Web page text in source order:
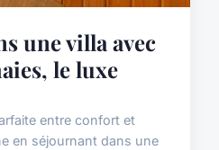
une villa avec
le luxe
entre confort et
en séjournant dans une